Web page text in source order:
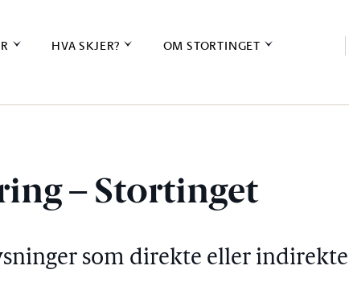
HVA SKJER? OM STORTINGET
– Stortinget
som direkte eller indirekte